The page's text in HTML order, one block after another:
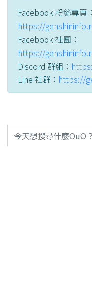
Facebook 粉絲專頁：
https://
Facebook 社團：
https://
Discord 群組：
Line 社群： https://